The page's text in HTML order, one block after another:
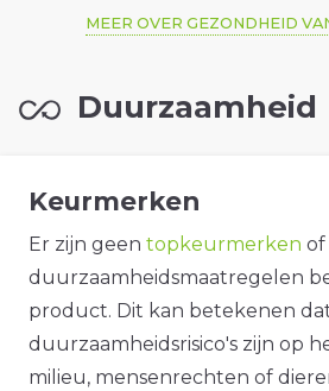
MEER OVER GEZONDHEID
Duurzaamheid
Keurmerken
Er zijn geen topkeurmerken of
duurzaamheidsmaatregelen
product. Dit kan betekenen
duurzaamheidsrisico's zijn op
milieu, mensenrechten of